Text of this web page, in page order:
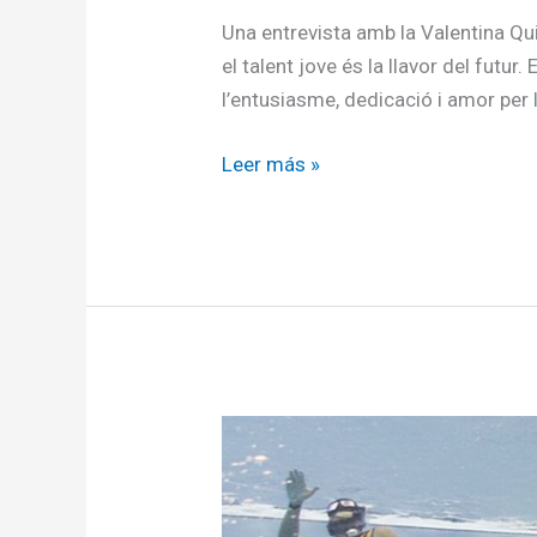
Una entrevista amb la Valentina
el talent jove és la llavor del futur.
l’entusiasme, dedicació i amor
Leer más »
Descobrint
el
Talent
Emergent